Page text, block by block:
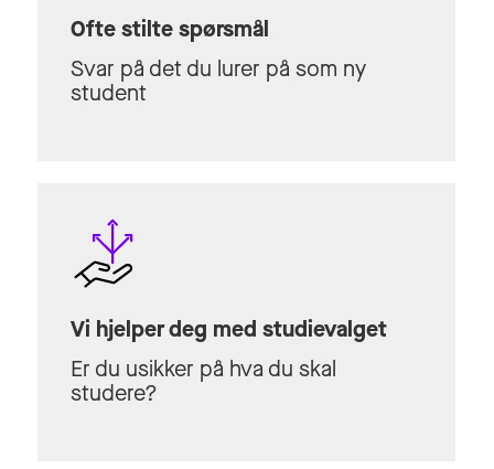
Ofte stilte spørsmål
Svar på det du lurer på som ny
student
Vi hjelper deg med studievalget
Er du usikker på hva du skal
studere?